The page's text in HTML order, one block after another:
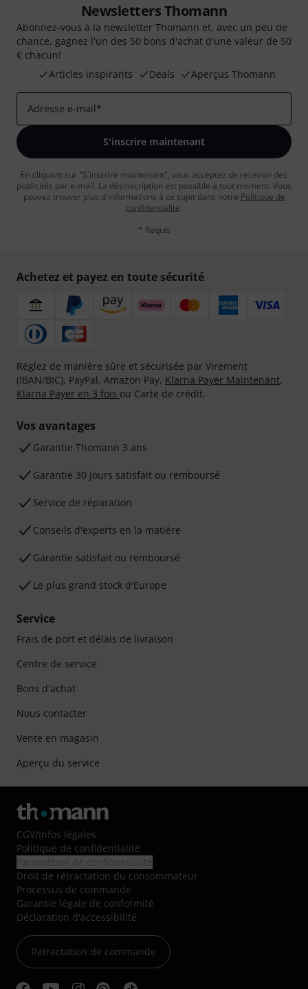
Newsletters Thomann
Abonnez-vous à la newsletter Thomann et, avec un peu de
chance, gagnez l'un des 50 bons d'achat d'une valeur de 50
€ chacun!
Articles inspirants
Deals Aperçus Thomann
Adresse e-mail*
S'inscrire maintenant
En cliquant sur "S'inscrire maintenant", vous acceptez de recevoir des
publicités par e-mail. La désinscription est possible à tout moment. Vous
pouvez trouver plus d'informations à ce sujet dans notre Politique de
confidentialité.
* Requis
Achetez et payez en toute sécurité
Réglez de manière sûre et sécurisée par Virement
(IBAN/BIC), PayPal, Amazon Pay, Klarna Payer Maintenant,
Klarna Payer en 3 fois ou Carte de crédit.
Vos avantages
Ga­ran­tie Thomann 3 ans
Garantie 30 jours satisfait ou remboursé
Service de réparation
Conseils d'experts en la matière
Garantie satisfait ou remboursé
Le plus grand stock d'Europe
Service
Frais de port et délais de livraison
Centre de service
Bons d'achat
Nous contacter
Vente en magasin
Aperçu du service
CGV/Infos légales
Politique de confidentialité
Droit de rétractation du consommateur
Processus de commande
Garantie légale de conformité
Déclaration d'accessibilité
Rétractation de commande